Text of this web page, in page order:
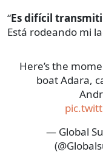
“Es difícil
Está rodeando mi
Here’s the
boat Adara,
— Global